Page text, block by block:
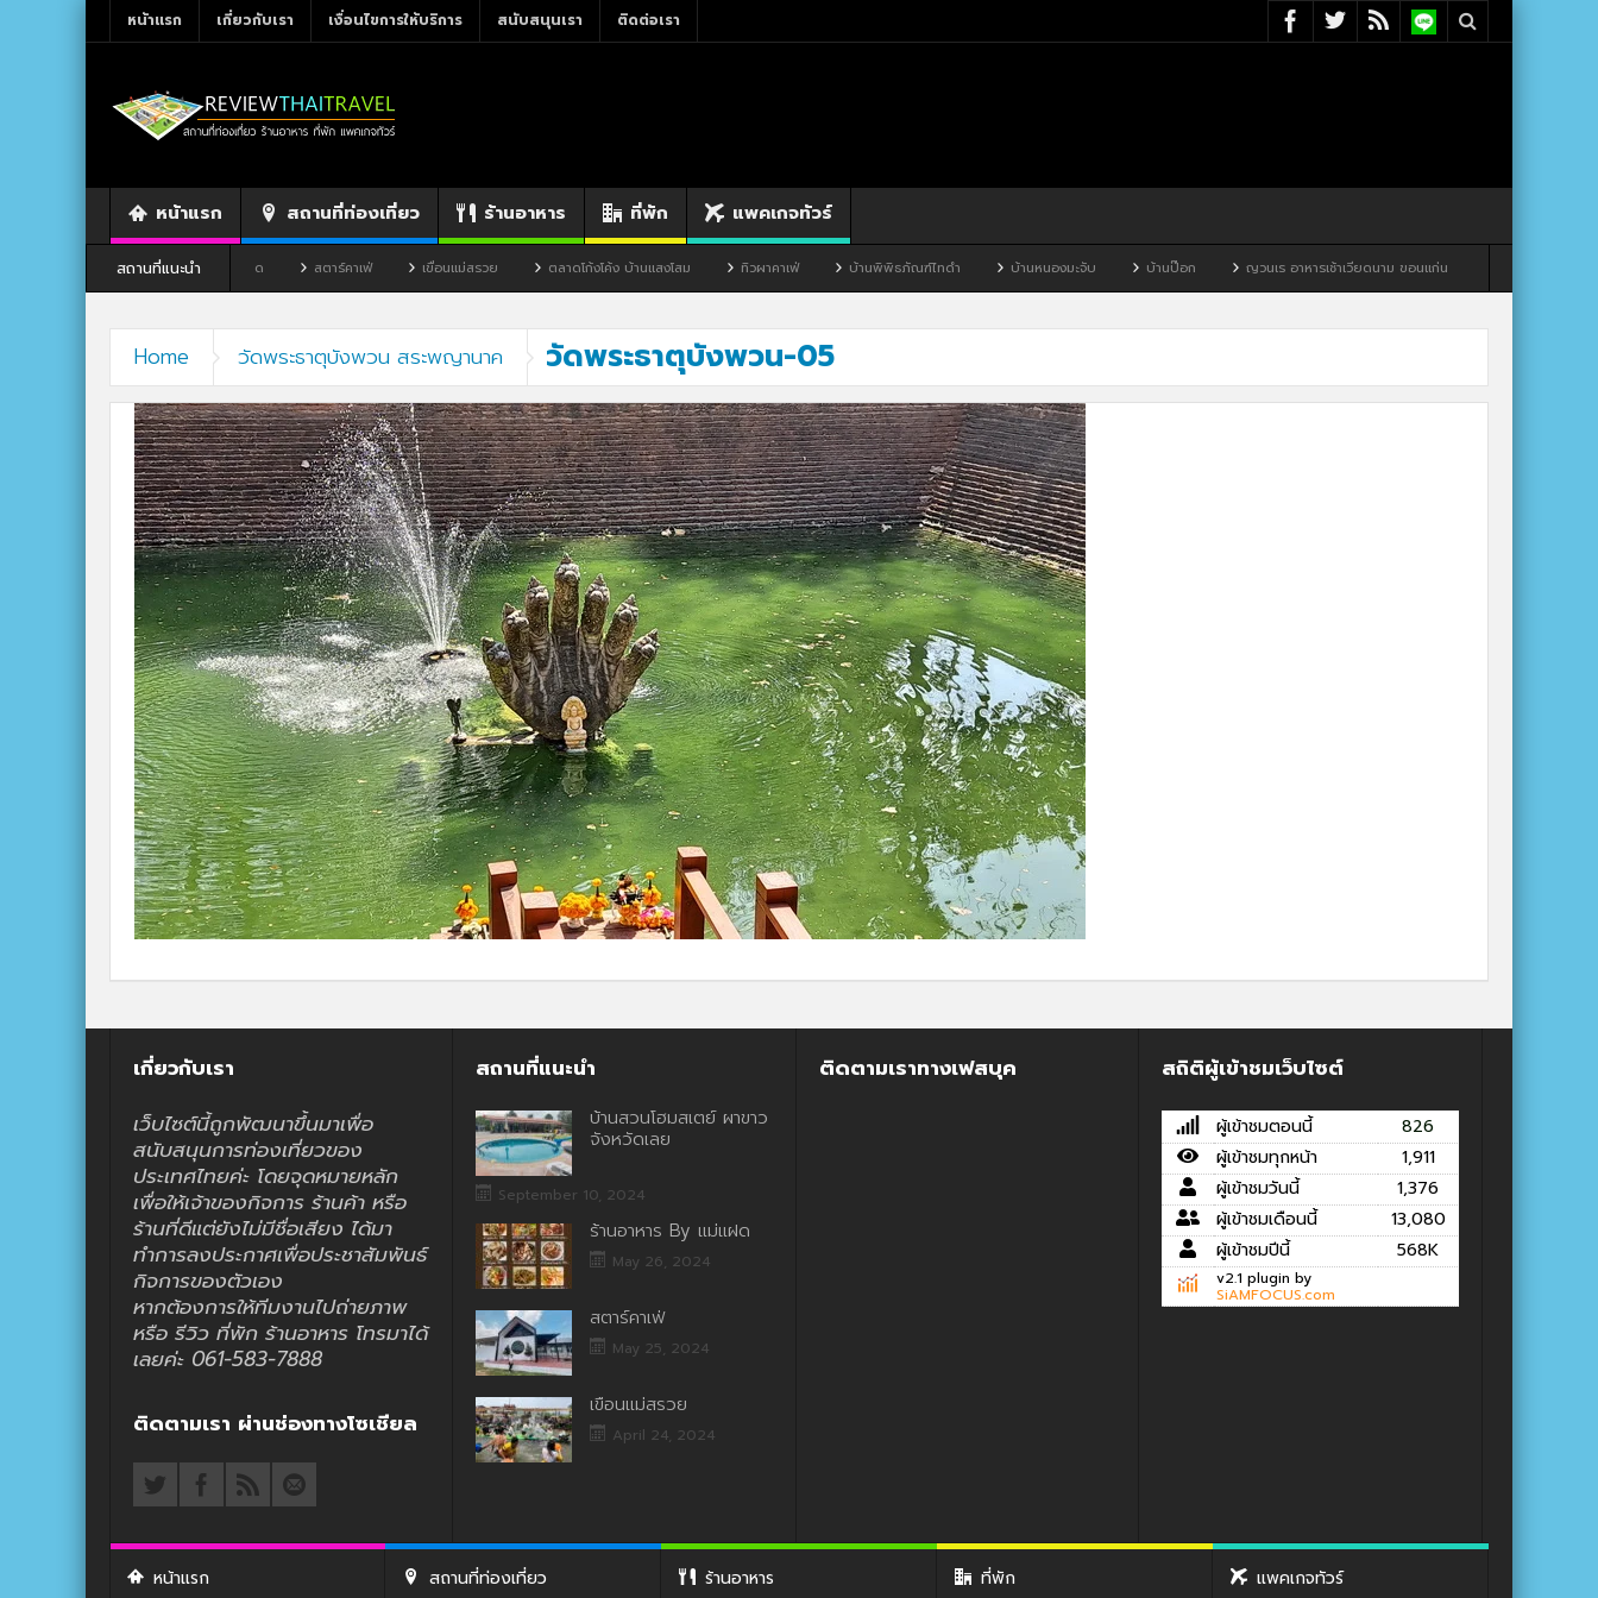
หน้าแรก เกี่ยวกับเรา เงื่อนไขการให้บริการ สนับสนุนเรา ติดต่อเรา
หน้าแรก สถานที่ท่องเที่ยว ร้านอาหาร ที่พัก แพคเกจทัวร์
สถานที่แนะนำ
ร้านอาหาร By แม่แฝด สตาร์คาเฟ่ เขื่อนแม่สรวย ตลาดโก้งโค้ง บ้านแสงโสม ทิวผาคาเฟ่ บ้านพิพิธภัณฑ์ไทดำ บ้านหนองมะจับ บ้านป๊อก ญวนเร อาหารเช้าเวียดนาม ขอนแก่น
Home วัดพระธาตุบังพวน สระพญานาค วัดพระธาตุบังพวน-05
เกี่ยวกับเรา
เว็บไซต์นี้ถูกพัฒนาขึ้นมาเพื่อ
สนับสนุนการท่องเที่ยวของ
ประเทศไทยค่ะ โดยจุดหมายหลัก
เพื่อให้เจ้าของกิจการ ร้านค้า หรือ
ร้านที่ดีแต่ยังไม่มีชื่อเสียง ได้มา
ทำการลงประกาศเพื่อประชาสัมพันธ์
กิจการของตัวเอง
หากต้องการให้ทีมงานไปถ่ายภาพ
หรือ รีวิว ที่พัก ร้านอาหาร โทรมาได้
เลยค่ะ 061-583-7888
ติดตามเรา ผ่านช่องทางโซเชียล
สถานที่แนะนำ
บ้านสวนโฮมสเตย์ ผาขาว
จังหวัดเลย
September 10, 2024
ร้านอาหาร By แม่แฝด
May 26, 2024
สตาร์คาเฟ่
May 25, 2024
เขื่อนแม่สรวย
April 24, 2024
ติดตามเราทางเฟสบุค สถิติผู้เข้าชมเว็บไซต์
ผู้เข้าชมตอนนี้
826
ผู้เข้าชมทุกหน้า
1,911
ผู้เข้าชมวันนี้
1,376
ผู้เข้าชมเดือนนี้
13,080
ผู้เข้าชมปีนี้
568K
v2.1 plugin by
SiAMFOCUS.com
หน้าแรก สถานที่ท่องเที่ยว ร้านอาหาร ที่พัก แพคเกจทัวร์